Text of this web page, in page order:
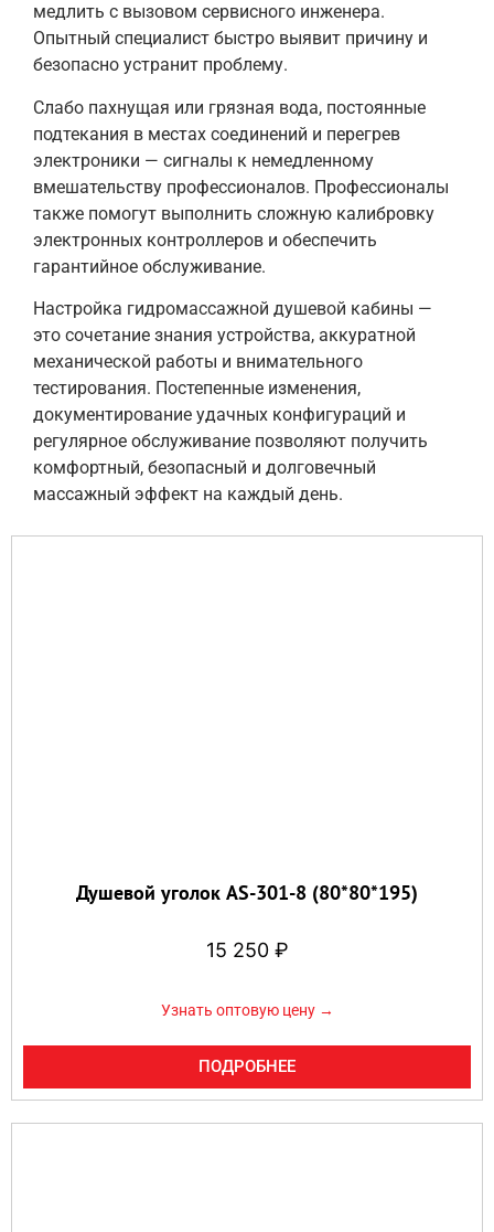
медлить с вызовом сервисного инженера.
Опытный специалист быстро выявит причину и
безопасно устранит проблему.
Слабо пахнущая или грязная вода, постоянные
подтекания в местах соединений и перегрев
электроники — сигналы к немедленному
вмешательству профессионалов. Профессионалы
также помогут выполнить сложную калибровку
электронных контроллеров и обеспечить
гарантийное обслуживание.
Настройка гидромассажной душевой кабины —
это сочетание знания устройства, аккуратной
механической работы и внимательного
тестирования. Постепенные изменения,
документирование удачных конфигураций и
регулярное обслуживание позволяют получить
комфортный, безопасный и долговечный
массажный эффект на каждый день.
Душевой уголок AS-301-8 (80*80*195)
15 250 ₽
Узнать оптовую цену →
ПОДРОБНЕЕ